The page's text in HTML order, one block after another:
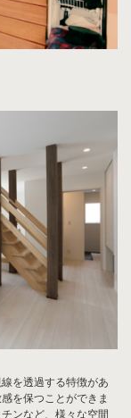
を透過する特徴があ
を保つことができま
ンなど、様々な空間